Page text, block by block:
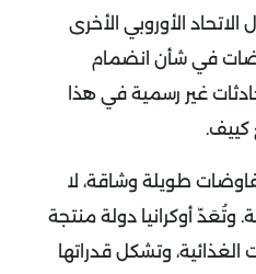
الأوروبي الأخرى
في شأن انضمام
غير رسمية في هذا
كييف.
طويلة وشاقة، لا
وتُعَدّ أوكرانيا دولة منتجة
وتشكل قدراتها